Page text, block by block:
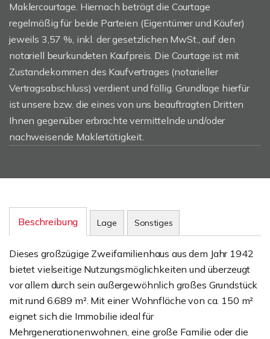
Maklercourtage. Hiernach beträgt die Courtage
regelmäßig für beide Parteien (Eigentümer und Käufer)
jeweils 3,57 %, inkl. der gesetzlichen MwSt., auf den
notariell beurkundeten Kaufpreis. Die Courtage ist mit
Zustandekommen des Kaufvertrages (notarieller
Vertragsabschluss) verdient und fällig. Grundlage hierfür
ist unsere bzw. die eines von uns beauftragten Dritten
Ihnen gegenüber erbrachte vermittelnde und/oder
nachweisende Maklertätigkeit.
Beschreibung Lage Sonstiges
Dieses großzügige Zweifamilienhaus aus dem Jahr 1942
bietet vielseitige Nutzungsmöglichkeiten und überzeugt
vor allem durch sein außergewöhnlich großes Grundstück
mit rund 6.689 m². Mit einer Wohnfläche von ca. 150 m²
eignet sich die Immobilie ideal für
Mehrgenerationenwohnen, eine große Familie oder die